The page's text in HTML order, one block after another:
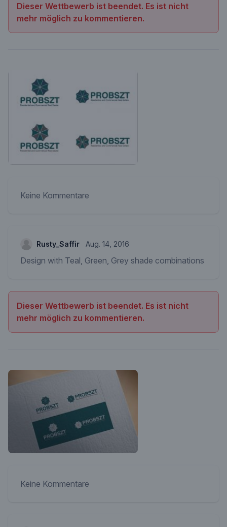
Dieser Wettbewerb ist beendet. Es ist nicht
mehr möglich zu kommentieren.
Keine Kommentare
Rusty_Saffir Aug. 14, 2016
Design with Teal, Green, Grey shade combinations
Dieser Wettbewerb ist beendet. Es ist nicht
mehr möglich zu kommentieren.
Keine Kommentare